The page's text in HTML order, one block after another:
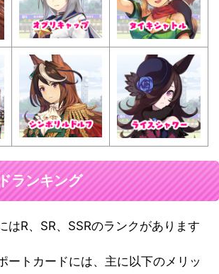
ランキング
はR、SR、SSRのランクがあります
ートカードには、主に以下のメリッ